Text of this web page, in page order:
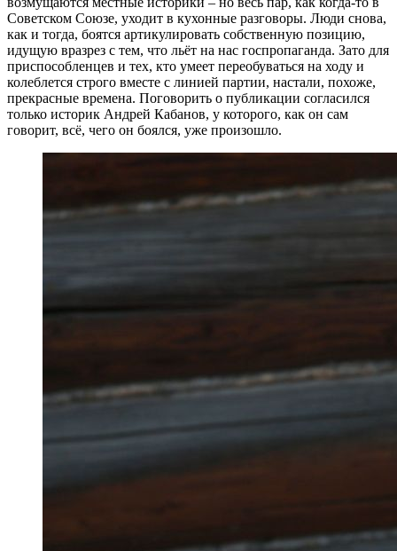
Советском Союзе, уходит в кухонные разговоры. Люди снова,
как и тогда, боятся артикулировать собственную позицию,
идущую вразрез с тем, что льёт на нас госпропаганда. Зато для
приспособленцев и тех, кто умеет переобуваться на ходу и
колеблется строго вместе с линией партии, настали, похоже,
прекрасные времена. Поговорить о публикации согласился
только историк Андрей Кабанов, у которого, как он сам
говорит, всё, чего он боялся, уже произошло.